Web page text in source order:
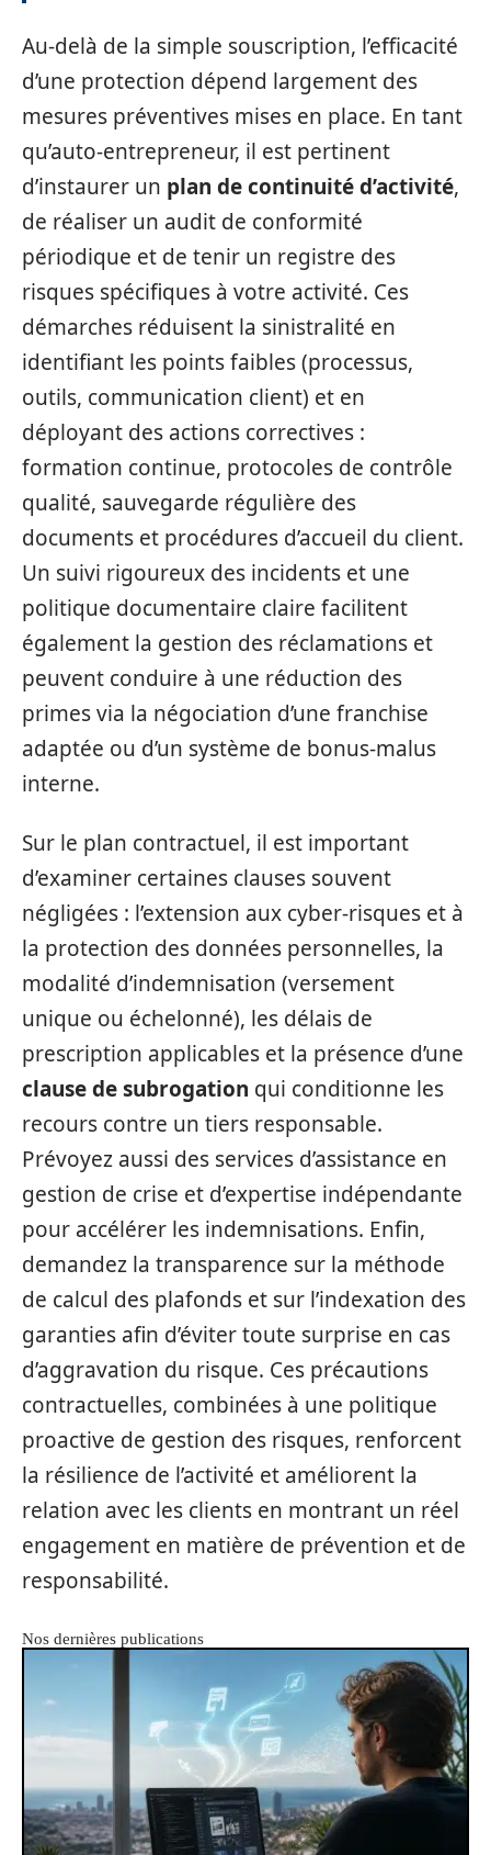
Au-delà de la simple souscription, l’efficacité
d’une protection dépend largement des
mesures préventives mises en place. En tant
qu’auto-entrepreneur, il est pertinent
d’instaurer un plan de continuité d’activité,
de réaliser un audit de conformité
périodique et de tenir un registre des
risques spécifiques à votre activité. Ces
démarches réduisent la sinistralité en
identifiant les points faibles (processus,
outils, communication client) et en
déployant des actions correctives :
formation continue, protocoles de contrôle
qualité, sauvegarde régulière des
documents et procédures d’accueil du client.
Un suivi rigoureux des incidents et une
politique documentaire claire facilitent
également la gestion des réclamations et
peuvent conduire à une réduction des
primes via la négociation d’une franchise
adaptée ou d’un système de bonus-malus
interne.
Sur le plan contractuel, il est important
d’examiner certaines clauses souvent
négligées : l’extension aux cyber-risques et à
la protection des données personnelles, la
modalité d’indemnisation (versement
unique ou échelonné), les délais de
prescription applicables et la présence d’une
clause de subrogation qui conditionne les
recours contre un tiers responsable.
Prévoyez aussi des services d’assistance en
gestion de crise et d’expertise indépendante
pour accélérer les indemnisations. Enfin,
demandez la transparence sur la méthode
de calcul des plafonds et sur l’indexation des
garanties afin d’éviter toute surprise en cas
d’aggravation du risque. Ces précautions
contractuelles, combinées à une politique
proactive de gestion des risques, renforcent
la résilience de l’activité et améliorent la
relation avec les clients en montrant un réel
engagement en matière de prévention et de
responsabilité.
Nos dernières publications